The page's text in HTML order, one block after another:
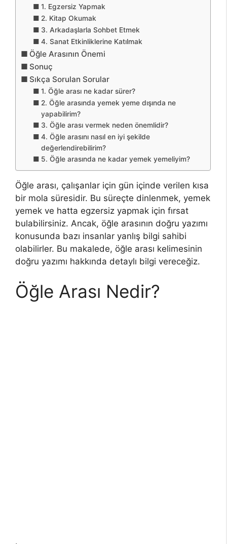
1. Egzersiz Yapmak
2. Kitap Okumak
3. Arkadaşlarla Sohbet Etmek
4. Sanat Etkinliklerine Katılmak
Öğle Arasının Önemi
Sonuç
Sıkça Sorulan Sorular
1. Öğle arası ne kadar sürer?
2. Öğle arasında yemek yeme dışında ne
yapabilirim?
3. Öğle arası vermek neden önemlidir?
4. Öğle arasını nasıl en iyi şekilde
değerlendirebilirim?
5. Öğle arasında ne kadar yemek yemeliyim?
Öğle arası, çalışanlar için gün içinde verilen kısa
bir mola süresidir. Bu süreçte dinlenmek, yemek
yemek ve hatta egzersiz yapmak için fırsat
bulabilirsiniz. Ancak, öğle arasının doğru yazımı
konusunda bazı insanlar yanlış bilgi sahibi
olabilirler. Bu makalede, öğle arası kelimesinin
doğru yazımı hakkında detaylı bilgi vereceğiz.
Öğle Arası Nedir?